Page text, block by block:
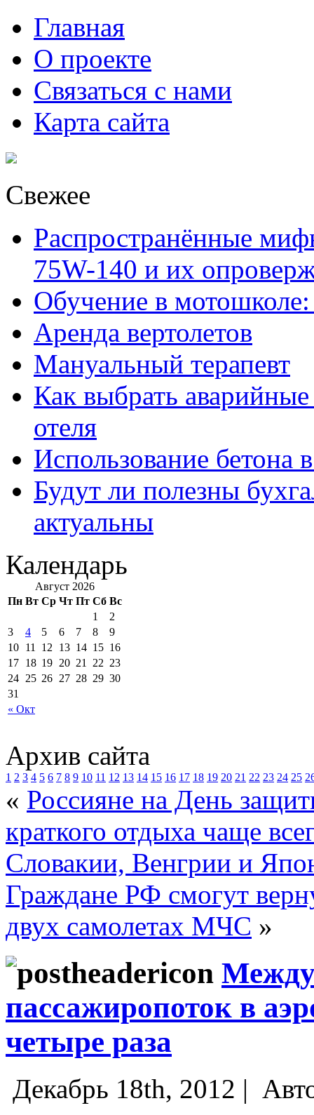
Главная
О проекте
Связаться с нами
Карта сайта
Свежее
Распространённые
75W-140 и их
Обучение в
Аренда вертолетов
Мануальный терапевт
Как выбрать
отеля
Использование бетона
Будут ли полезны
актуальны
Календарь
Август 2026
Пн Вт Ср Чт Пт Сб Вс
« Окт
1
2
3
4 5 6 7 8
9
10 11 12 13 14 15 16
17 18 19 20 21 22 23
24 25 26 27 28 29 30
31
Архив сайта
1 2 3 4 5 6 7 8 9 10 11 12 13 14 15 16 17 18 19 20 21 22 23 24 25
« Россияне на День
краткого отдыха чаще
Словакии, Венгрии и
Граждане РФ смогут
двух самолетах МЧС »
пассажиропоток в
четыре раза
Декабрь 18th, 2012 |